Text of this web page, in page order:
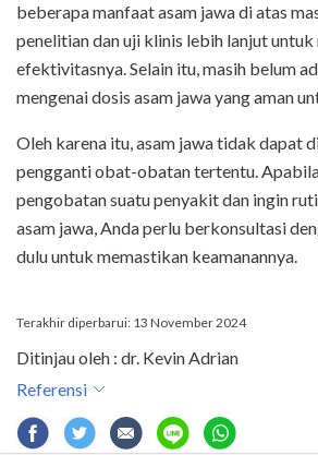
beberapa manfaat asam jawa di atas
penelitian dan uji klinis lebih lanjut
efektivitasnya. Selain itu, masih belum
mengenai dosis asam jawa yang aman
Oleh karena itu, asam jawa tidak dapat
pengganti obat-obatan tertentu.
pengobatan suatu penyakit dan ingin
asam jawa, Anda perlu berkonsultasi
dulu untuk memastikan keamanannya.
Terakhir diperbarui: 13 November 2024